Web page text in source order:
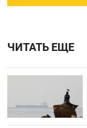
ЧИТАТЬ ЕЩЕ